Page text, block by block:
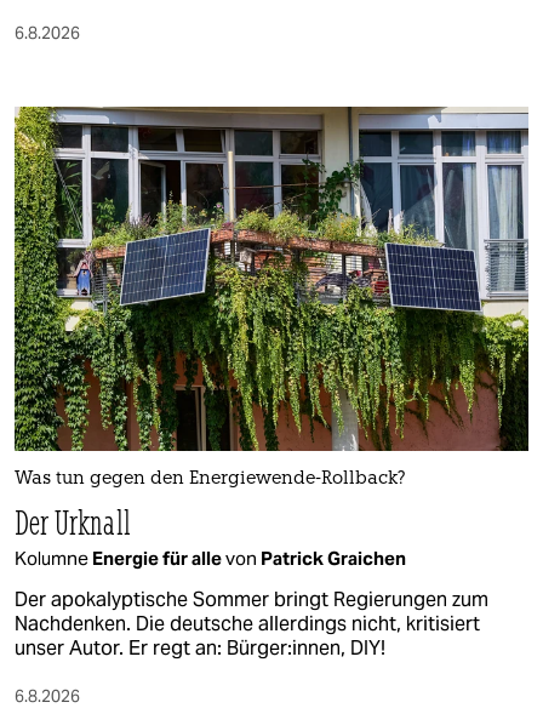
6.8.2026
Was tun gegen den Energiewende-Rollback?
Der Urknall
Kolumne Energie für allevon Patrick Graichen
Der apokalyptische Sommer bringt Regierungen zum
Nachdenken. Die deutsche allerdings nicht, kritisiert
unser Autor. Er regt an: Bürger:innen, DIY!
6.8.2026